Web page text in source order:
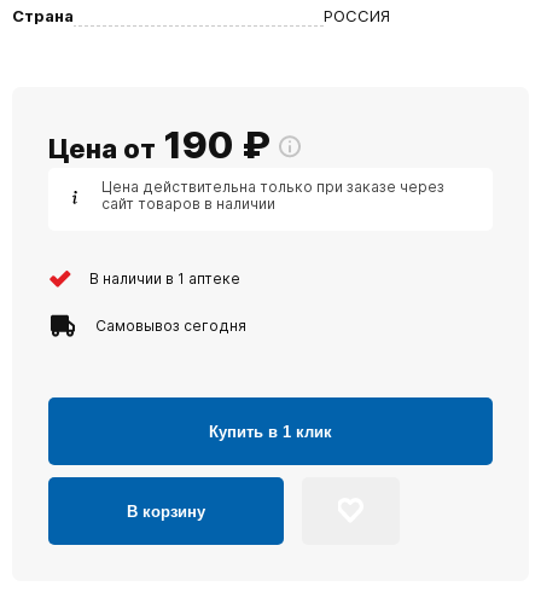
Страна
РОССИЯ
Цена от 190 ₽
Цена действительна только при заказе через
сайт товаров в наличии
В наличии в 1 аптеке
Самовывоз сегодня
Купить в 1 клик
В корзину